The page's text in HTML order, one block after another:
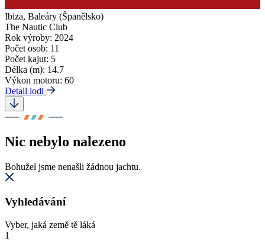
Ibiza, Baleáry (Španělsko)
The Nautic Club
Rok výroby: 2024
Počet osob: 11
Počet kajut: 5
Délka (m): 14.7
Výkon motoru: 60
Detail lodi
Nic nebylo nalezeno
Bohužel jsme nenašli žádnou jachtu.
Vyhledávání
Vyber, jaká země tě láká
1